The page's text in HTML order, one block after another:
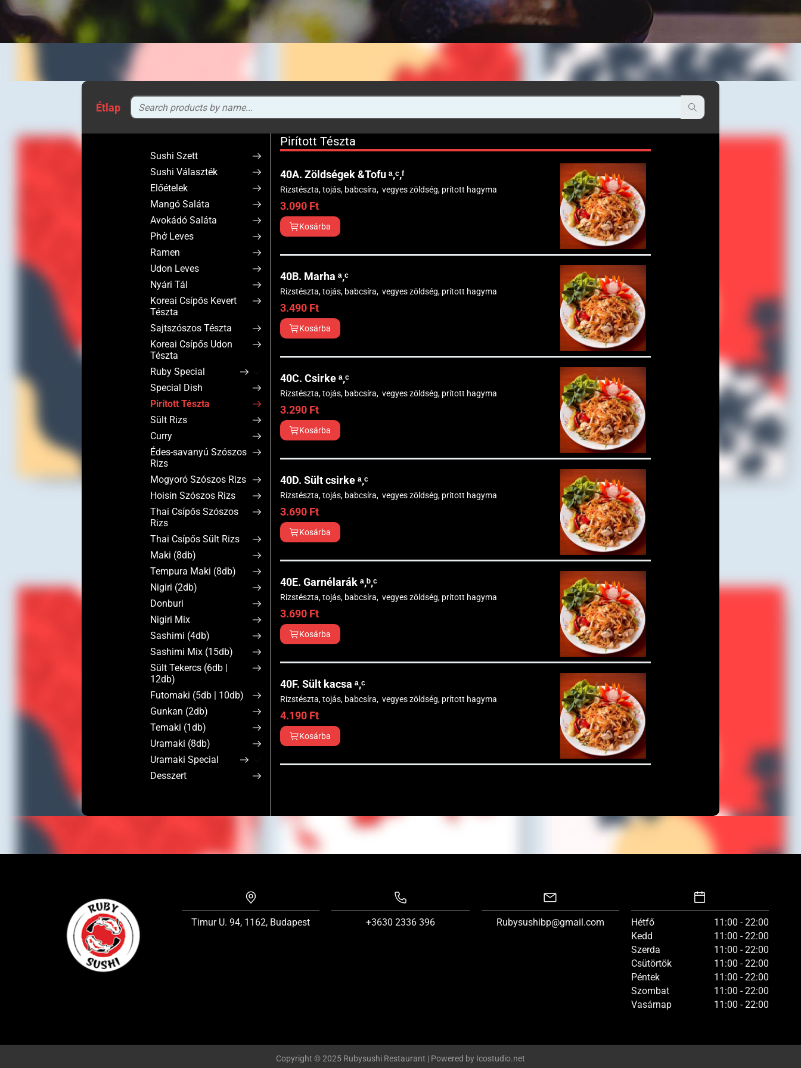
Étlap
Sushi Szett
Sushi Választék
Előételek
Mangó Saláta
Avokádó Saláta
Phở Leves
Ramen
Udon Leves
Nyári Tál
Koreai Csípős Kevert
Tészta
Sajtszószos Tészta
Koreai Csípős Udon
Tészta
Ruby Special
Special Dish
Pirított Tészta
Sült Rizs
Curry
Édes-savanyú Szószos
Rizs
Mogyoró Szószos Rizs
Hoisin Szószos Rizs
Thai Csípős Szószos
Rizs
Thai Csípős Sült Rizs
Maki (8db)
Tempura Maki (8db)
Nigiri (2db)
Donburi
Nigiri Mix
Sashimi (4db)
Sashimi Mix (15db)
Sült Tekercs (6db |
12db)
Futomaki (5db | 10db)
Gunkan (2db)
Temaki (1db)
Uramaki (8db)
Uramaki Special
Desszert
Pirított Tészta
40A. Zöldségek &Tofu ᵃ,ᶜ,ᶠ
Rizstészta, tojás, babcsíra, vegyes zöldség, prított hagyma
3.090 Ft
Kosárba
40B. Marha ᵃ,ᶜ
Rizstészta, tojás, babcsíra, vegyes zöldség, prított hagyma
3.490 Ft
Kosárba
40C. Csirke ᵃ,ᶜ
Rizstészta, tojás, babcsíra, vegyes zöldség, prított hagyma
3.290 Ft
Kosárba
40D. Sült csirke ᵃ,ᶜ
Rizstészta, tojás, babcsíra, vegyes zöldség, prított hagyma
3.690 Ft
Kosárba
40E. Garnélarák ᵃ,ᵇ,ᶜ
Rizstészta, tojás, babcsíra, vegyes zöldség, prított hagyma
3.690 Ft
Kosárba
40F. Sült kacsa ᵃ,ᶜ
Rizstészta, tojás, babcsíra, vegyes zöldség, prított hagyma
4.190 Ft
Kosárba
Timur U. 94, 1162, Budapest +3630 2336 396 Rubysushibp@gmail.com Hétfő
11:00 - 22:00
Kedd
11:00 - 22:00
Szerda
11:00 - 22:00
Csütörtök
11:00 - 22:00
Péntek
11:00 - 22:00
Szombat
11:00 - 22:00
Vasárnap
11:00 - 22:00
Copyright © 2025 Rubysushi Restaurant | Powered by Icostudio.net